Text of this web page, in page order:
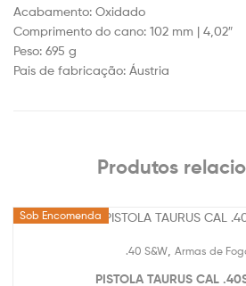
Acabamento: Oxidado
Comprimento do cano: 102 mm | 4,02″
Peso: 695 g
Pais de fabricação: Áustria
Produtos
Sob Encomenda
.40 S&W Armas de
PISTOLA TAURUS CAL